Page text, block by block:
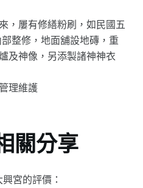
，屢有修繕粉刷，如民國五
整修，地面舖設地磚，重
及神像，另添製諸神神衣
理維護
關分享
宮的評價：